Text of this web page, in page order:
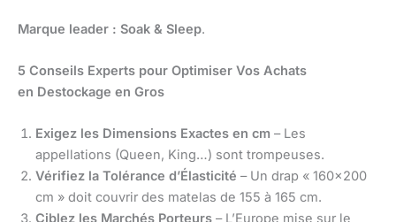
Marque leader : Soak & Sleep.
5 Conseils Experts pour Optimiser Vos Achats
en Destockage en Gros
Exigez les Dimensions Exactes en cm – Les
appellations (Queen, King…) sont trompeuses.
Vérifiez la Tolérance d’Élasticité – Un drap « 160×200
cm » doit couvrir des matelas de 155 à 165 cm.
Ciblez les Marchés Porteurs – L’Europe mise sur le